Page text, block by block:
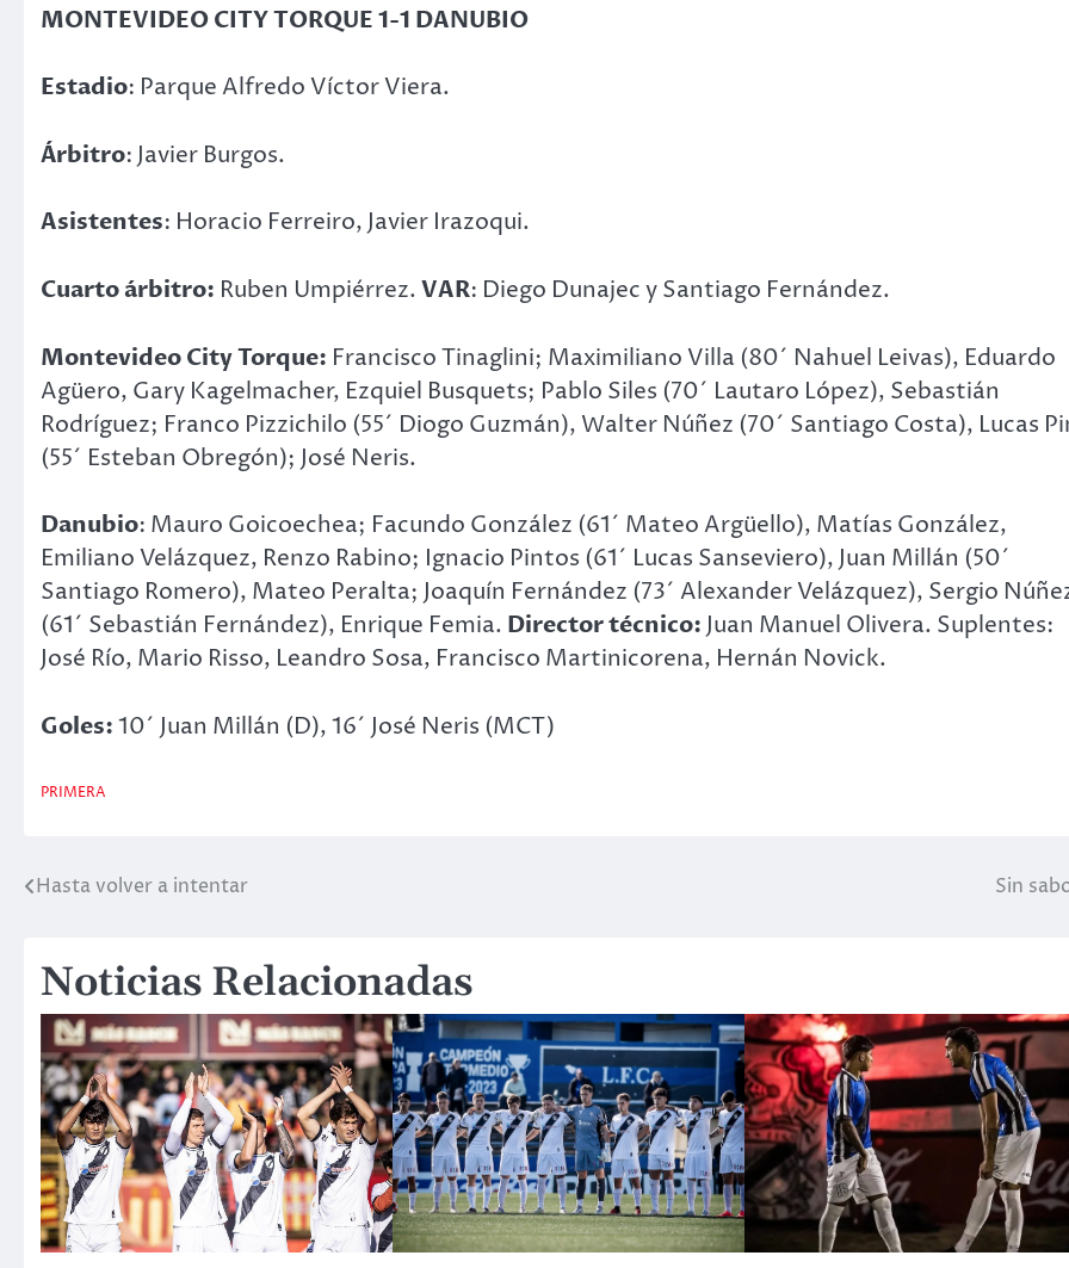
MONTEVIDEO CITY TORQUE 1-1 DANUBIO
Estadio: Parque Alfredo Víctor Viera.
Árbitro: Javier Burgos.
Asistentes: Horacio Ferreiro, Javier Irazoqui.
Cuarto árbitro: Ruben Umpiérrez.VAR: Diego Dunajec y Santiago Fernández.
Montevideo City Torque: Francisco Tinaglini; Maximiliano Villa (80´ Nahuel Leivas), Eduardo
Agüero, Gary Kagelmacher, Ezquiel Busquets; Pablo Siles (70´ Lautaro López), Sebastián
Rodríguez; Franco Pizzichilo (55´ Diogo Guzmán), Walter Núñez (70´ Santiago Costa), Lucas
(55´ Esteban Obregón); José Neris.
Danubio: Mauro Goicoechea; Facundo González (61´ Mateo Argüello), Matías González,
Emiliano Velázquez, Renzo Rabino; Ignacio Pintos (61´ Lucas Sanseviero), Juan Millán (50´
Santiago Romero), Mateo Peralta; Joaquín Fernández (73´ Alexander Velázquez), Sergio
(61´ Sebastián Fernández), Enrique Femia. Director técnico: Juan Manuel Olivera. Suplentes:
José Río, Mario Risso, Leandro Sosa, Francisco Martinicorena, Hernán Novick.
Goles:10´ Juan Millán (D), 16´ José Neris (MCT)
PRIMERA
Navegación
entradas
Hasta volver a intentar Sin
Noticias Relacionadas